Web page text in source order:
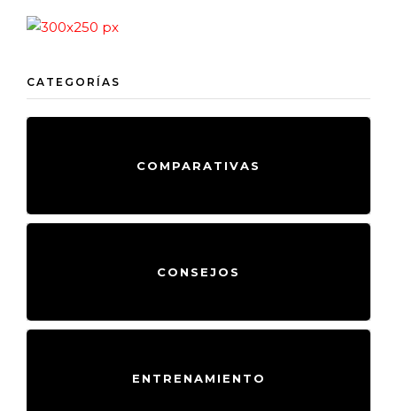
CATEGORÍAS
COMPARATIVAS
CONSEJOS
ENTRENAMIENTO